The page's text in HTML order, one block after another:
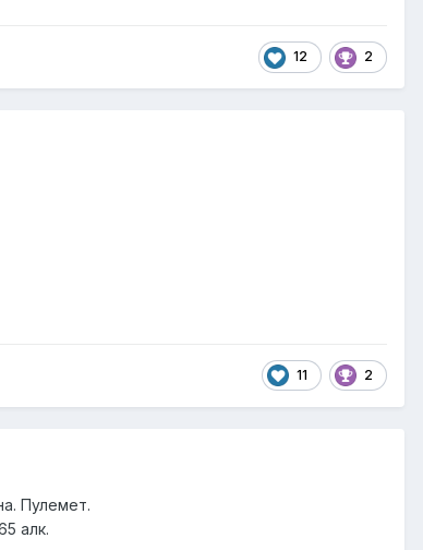
12 2
11 2
Пулемет.
алк.